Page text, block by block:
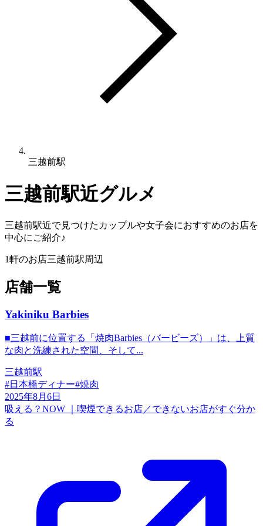
三越前駅
三越前駅近グルメ
三越前駅近で見つけたカップルや女子会におすすめのお店を
中心にご紹介♪
1軒のお店三越前駅周辺
店舗一覧
Yakiniku Barbies
■三越前に位置する「焼肉Barbies（バービーズ）」は、上質
な肉と洗練された空間、そして...
三越前駅
#日本橋ディナー#焼肉
2025年8月6日
吸える？NOW ｜喫煙できるお店／できないお店がすぐ分か
る